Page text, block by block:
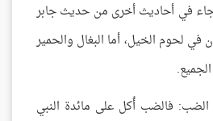
في أحاديث أخرى من حديث جابر
لحوم الخيل، أما البغال والحمير
فالضب أُكل على مائدة النبي